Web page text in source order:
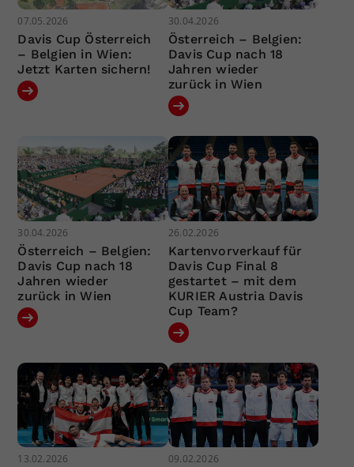
07.05.2026
Davis Cup Österreich
– Belgien in Wien:
Jetzt Karten sichern!
30.04.2026
Österreich – Belgien:
Davis Cup nach 18
Jahren wieder
zurück in Wien
30.04.2026
Österreich – Belgien:
Davis Cup nach 18
Jahren wieder
zurück in Wien
26.02.2026
Kartenvorverkauf für
Davis Cup Final 8
gestartet – mit dem
KURIER Austria Davis
Cup Team?
13.02.2026 09.02.2026